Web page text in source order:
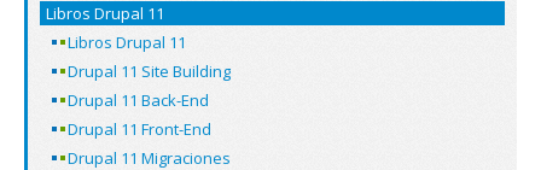
Libros Drupal 11
Libros Drupal 11
Drupal 11 Site Building
Drupal 11 Back-End
Drupal 11 Front-End
Drupal 11 Migraciones